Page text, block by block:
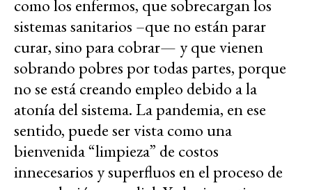
como los enfermos, que sobrecargan los
sistemas sanitarios –que no están parar
curar, sino para cobrar— y que vienen
sobrando pobres por todas partes, porque
no se está creando empleo debido a la
atonía del sistema. La pandemia, en ese
sentido, puede ser vista como una
bienvenida “limpieza” de costos
innecesarios y superfluos en el proceso de